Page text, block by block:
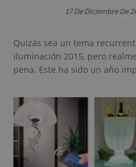
17 De Diciembre De
Quizás sea un tema
iluminación 2015, pero
pena. Este ha sido un año